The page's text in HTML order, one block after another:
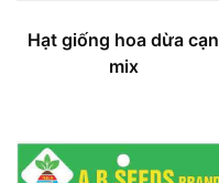
Hạt giống hoa dừa cạn
mix